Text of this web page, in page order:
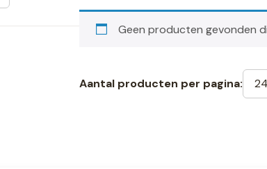
Geen producten gevonden
Aantal producten per pagina: 24